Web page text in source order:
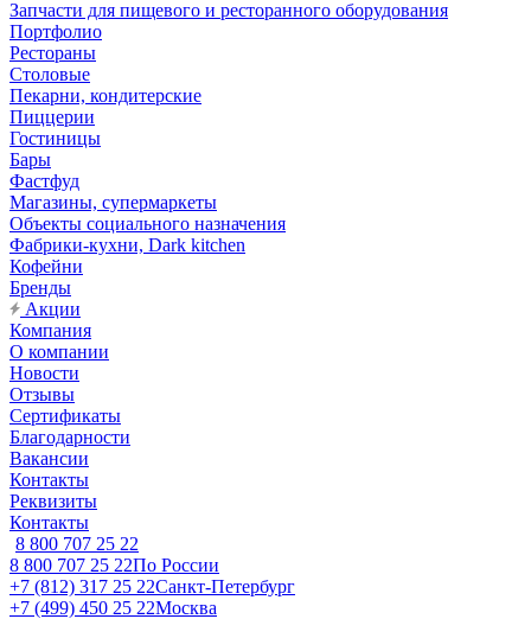
Запчасти для пищевого и ресторанного оборудования
Портфолио
Рестораны
Столовые
Пекарни, кондитерские
Пиццерии
Гостиницы
Бары
Фастфуд
Магазины, супермаркеты
Объекты социального назначения
Фабрики-кухни, Dark kitchen
Кофейни
Бренды
Акции
Компания
О компании
Новости
Отзывы
Сертификаты
Благодарности
Вакансии
Контакты
Реквизиты
Контакты
8 800 707 25 22
8 800 707 25 22По России
+7 (812) 317 25 22Санкт-Петербург
+7 (499) 450 25 22Москва